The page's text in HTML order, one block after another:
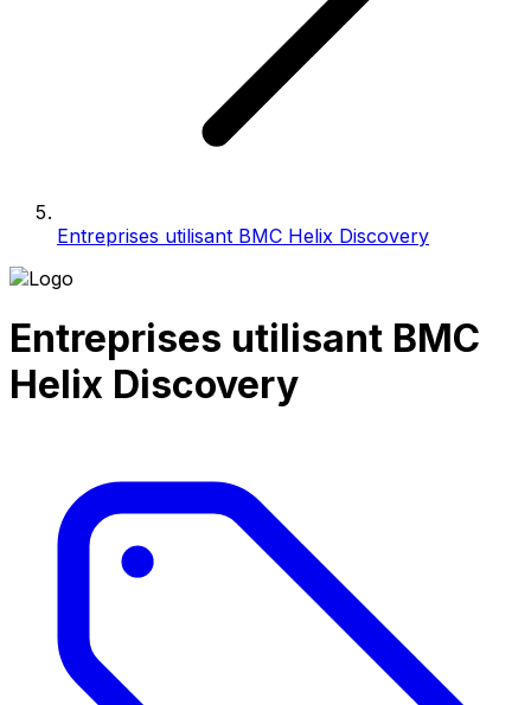
Entreprises utilisant BMC Helix Discovery
Entreprises utilisant BMC
Helix Discovery